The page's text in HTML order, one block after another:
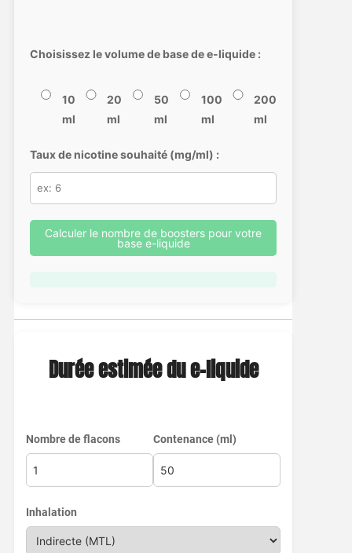
Choisissez le volume de base de e-liquide :
10
ml
20
ml
50
ml
100
ml
200
ml
Taux de nicotine souhaité (mg/ml) :
Calculer le nombre de boosters pour votre
base e-liquide
Durée estimée du e-liquide
Nombre de flacons Contenance (ml)
Inhalation